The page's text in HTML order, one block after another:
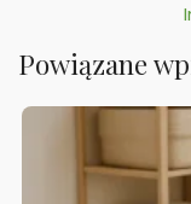
Powiązane